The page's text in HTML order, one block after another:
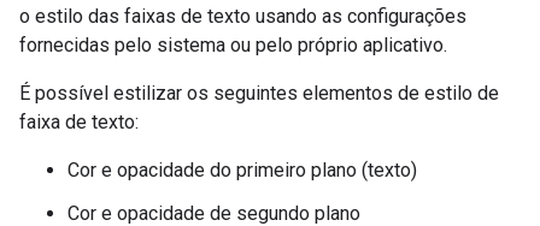
o estilo das faixas de texto usando as configurações
fornecidas pelo sistema ou pelo próprio aplicativo.
É possível estilizar os seguintes elementos de estilo de
faixa de texto:
Cor e opacidade do primeiro plano (texto)
Cor e opacidade de segundo plano